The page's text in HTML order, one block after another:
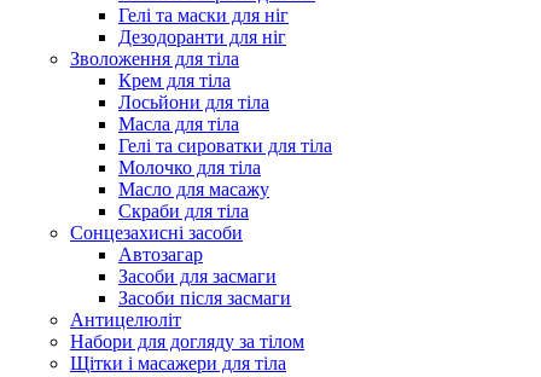
Гелі та маски для ніг
Дезодоранти для ніг
Зволоження для тіла
Крем для тіла
Лосьйони для тіла
Масла для тіла
Гелі та сироватки для тіла
Молочко для тіла
Масло для масажу
Скраби для тіла
Сонцезахисні засоби
Автозагар
Засоби для засмаги
Засоби після засмаги
Антицелюліт
Набори для догляду за тілом
Щітки і масажери для тіла